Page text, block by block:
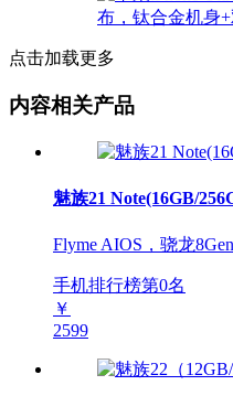
点击加载更多
内容相关产品
魅族21 Note(16GB/
Flyme AIOS，骁龙
手机排行榜第0名
￥
2599